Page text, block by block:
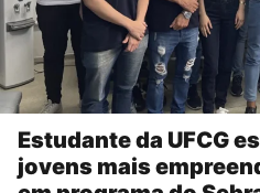
Estudante da UFCG
jovens mais